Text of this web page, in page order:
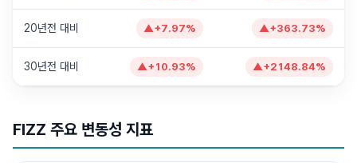
20년전 대비 ▲+7.97% ▲+363.73%
30년전 대비 ▲+ 10.93% ▲+2148.84%
FIZZ 주요 변동성 지표